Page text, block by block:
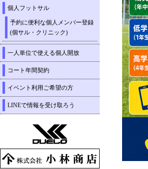
個人フットサル
予約に便利な個人メンバー登録
(個サル・クリニック)
一人単位で使える個人開放
コート年間契約
イベント利用ご希望の方
LINEで情報を受け取ろう